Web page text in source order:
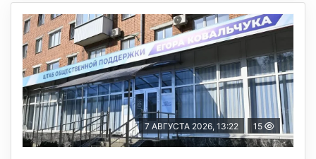
7 АВГУСТА 2026, 13:22 15